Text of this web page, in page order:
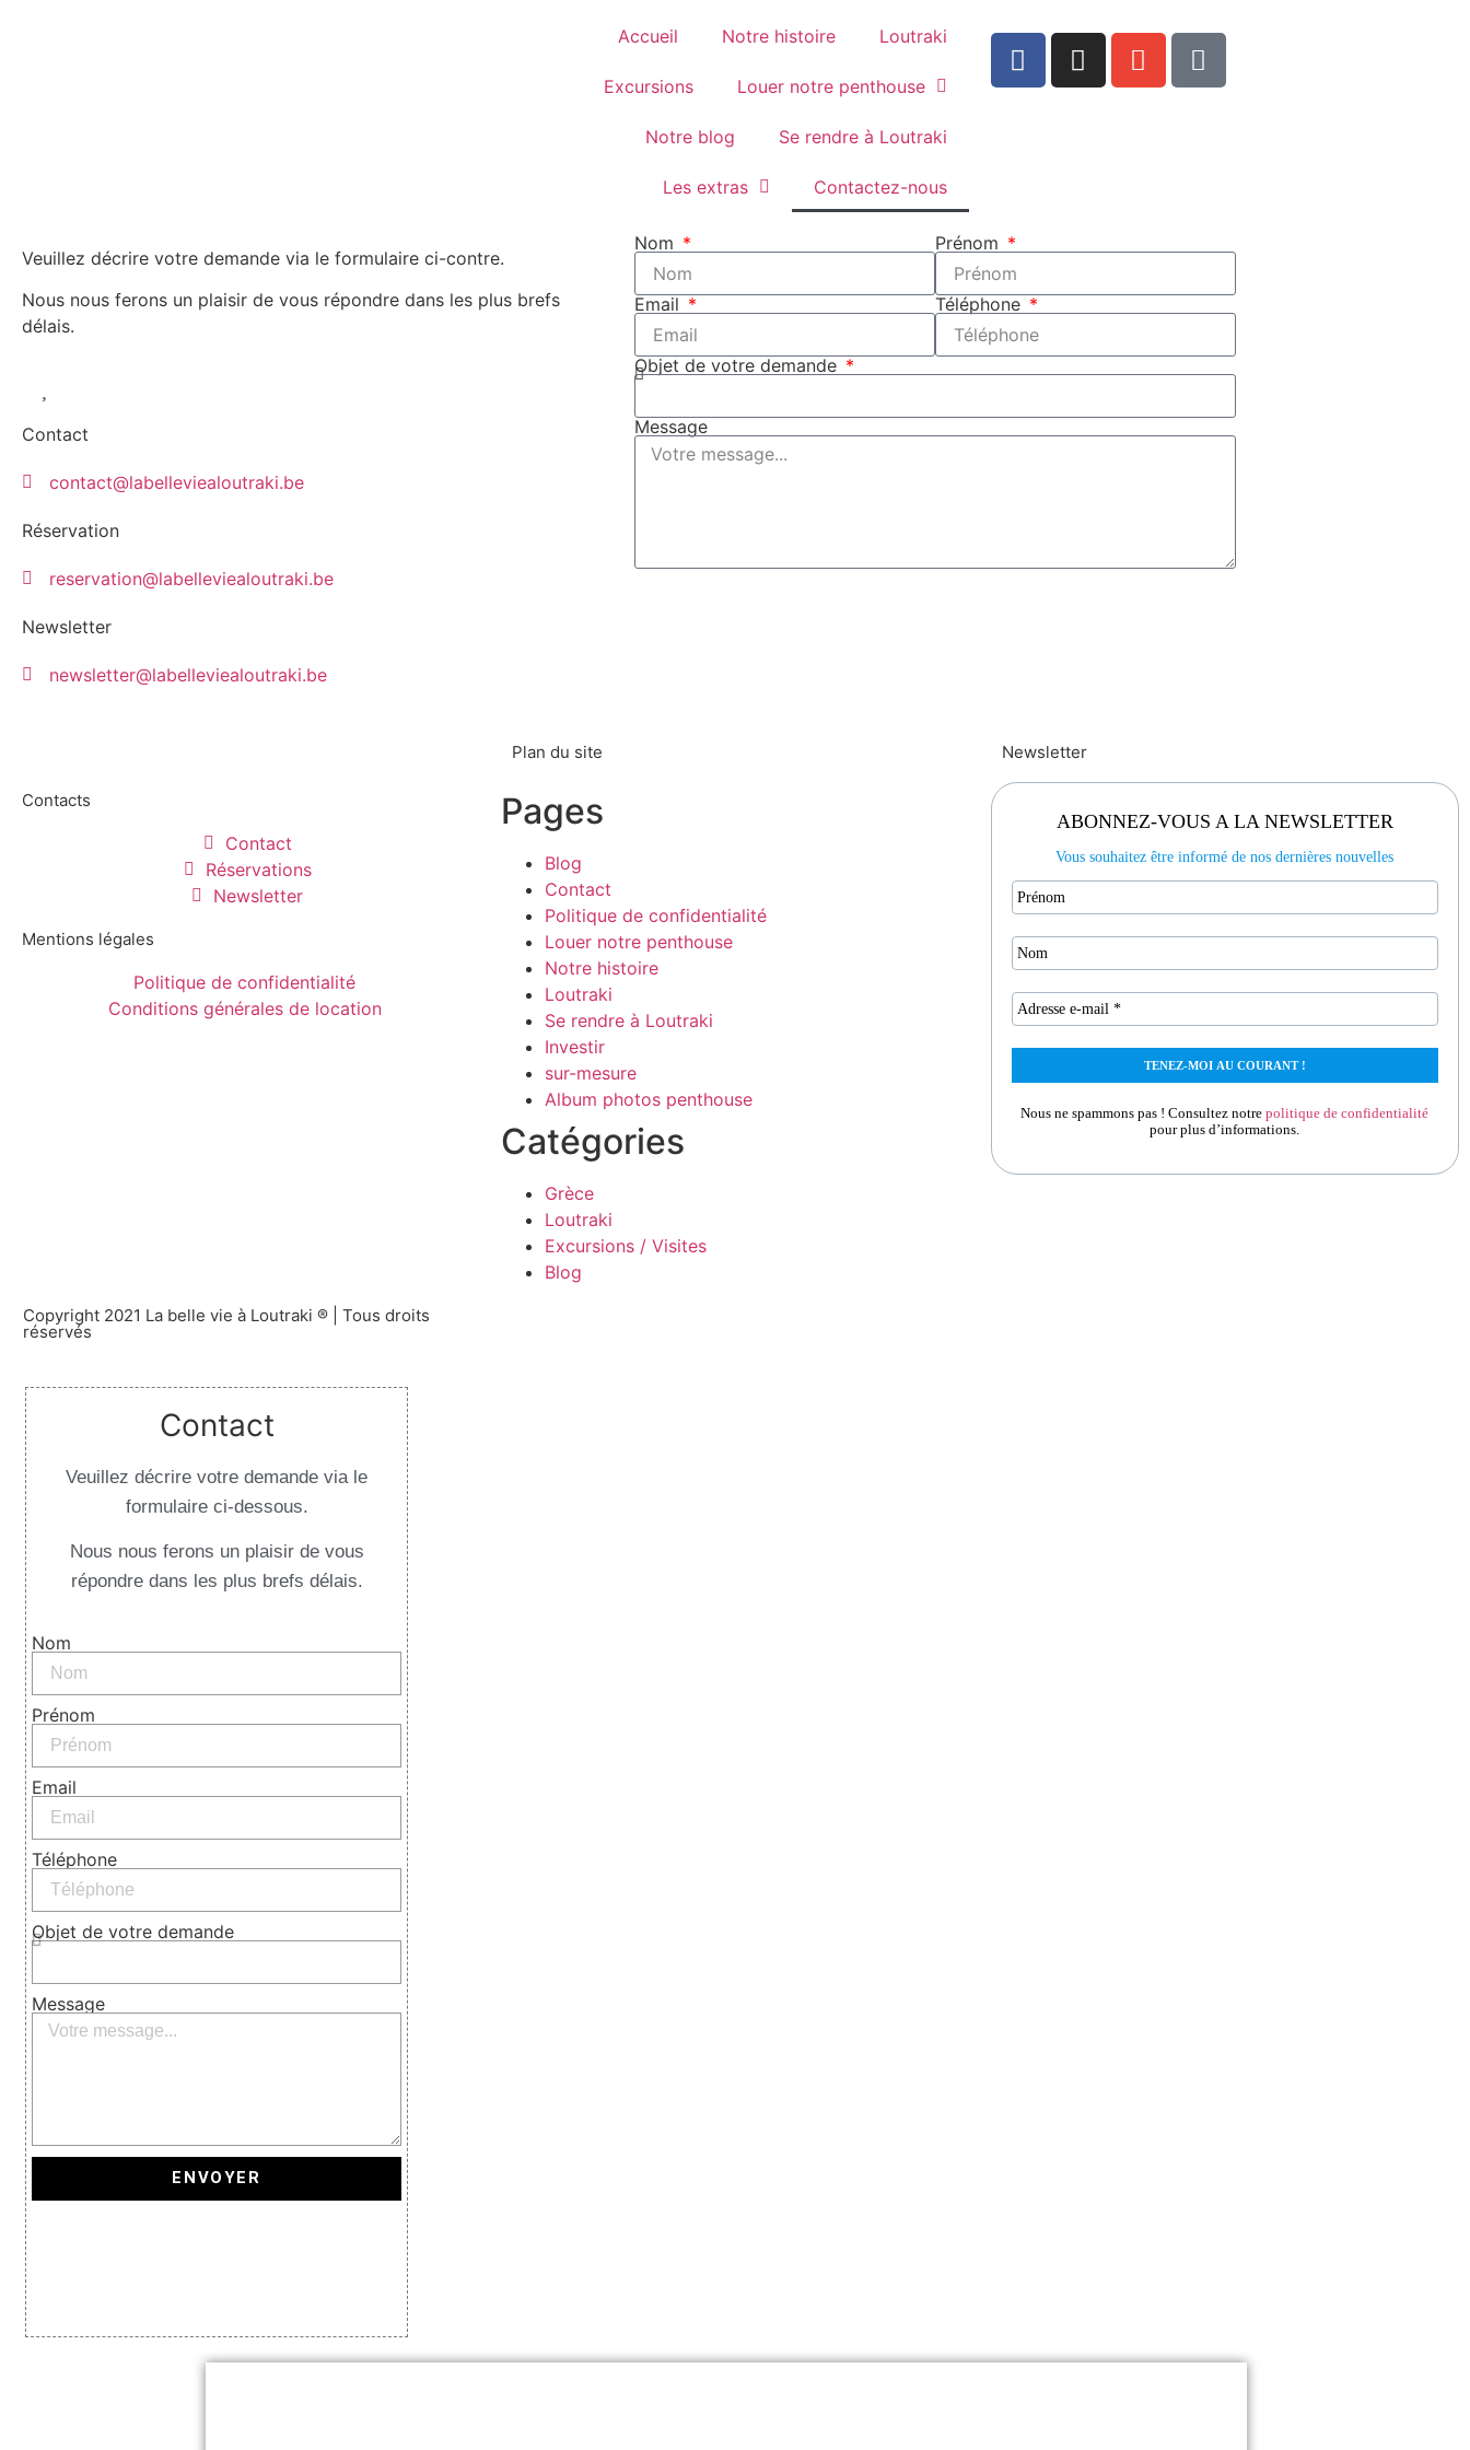
Accueil Notre histoire Loutraki
Excursions Louer notre penthouse
Notre blog Se rendre à Loutraki
Les extras Contactez-nous
Veuillez décrire votre demande via le formulaire ci-contre.
Nous nous ferons un plaisir de vous répondre dans les plus brefs
délais.
Contact
contact@labelleviealoutraki.be
Réservation
reservation@labelleviealoutraki.be
Newsletter
newsletter@labelleviealoutraki.be
Nom Prénom
Email Téléphone
Objet de votre demande
Message
Contacts
Contact
Réservations
Newsletter
Mentions légales
Politique de confidentialité
Conditions générales de location
Plan du site
Pages
Blog
Contact
Politique de confidentialité
Louer notre penthouse
Notre histoire
Loutraki
Se rendre à Loutraki
Investir
sur-mesure
Album photos penthouse
Catégories
Grèce
Loutraki
Excursions / Visites
Blog
Newsletter
ABONNEZ-VOUS A LA NEWSLETTER
Vous souhaitez être informé de nos dernières nouvelles
Nous ne spammons pas ! Consultez notrepolitique de confidentialité
pour plus d’informations.
Copyright 2021 La belle vie à Loutraki ® | Tous droits
réservés
Contact
Veuillez décrire votre demande via le
formulaire ci-dessous.
Nous nous ferons un plaisir de vous
répondre dans les plus brefs délais.
Nom
Prénom
Email
Téléphone
Objet de votre demande
Message
ENVOYER